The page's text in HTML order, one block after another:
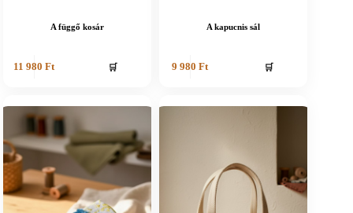
A függő kosár
11 980Ft 🛒
A kapucnis sál
9 980Ft 🛒